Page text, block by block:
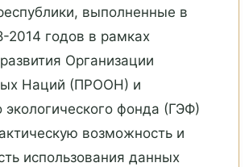
выполненные в
2014 годов в рамках
Организации
Наций (ПРООН) и
экологического фонда (ГЭФ)
возможность и
использования данных